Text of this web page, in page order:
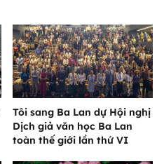
Tôi sang Ba Lan dự Hội nghị
Dịch giả văn học Ba Lan
toàn thế giới lần thứ VI